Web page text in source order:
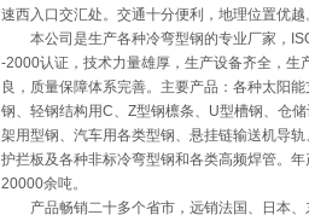
速西入口交汇处。交通十分便利，地理位置优越
本公司是生产各种冷弯型钢的专业厂家，
-2000认证，技术力量雄厚，生产设备齐全，生
良，质量保障体系完善。主要产品：各种太阳能
钢、轻钢结构用C、Z型钢檩条、U型槽钢、仓
架用型钢、汽车用各类型钢、悬挂链输送机导轨
护拦板及各种非标冷弯型钢和各类高频焊管。年
20000余吨。
产品畅销二十多个省市，远销法国、日本、